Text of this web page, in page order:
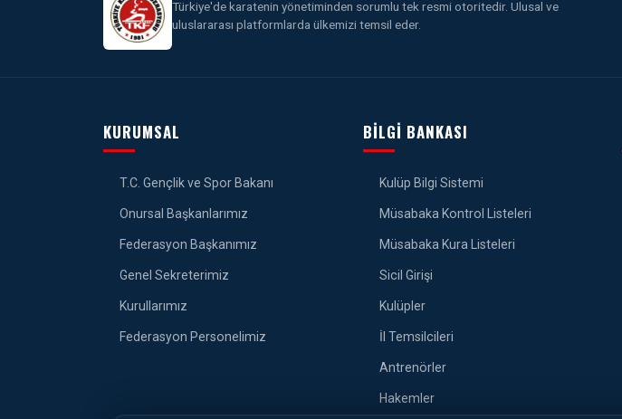
Türkiye'de karatenin yönetiminden sorumlu tek resmi otoritedir. Ulusal ve
uluslararası platformlarda ülkemizi temsil eder.
KURUMSAL
T.C. Gençlik ve Spor Bakanı
Onursal Başkanlarımız
Federasyon Başkanımız
Genel Sekreterimiz
Kurullarımız
Federasyon Personelimiz
BILGI BANKASI
Kulüp Bilgi Sistemi
Müsabaka Kontrol Listeleri
Müsabaka Kura Listeleri
Sicil Girişi
Kulüpler
İl Temsilcileri
Antrenörler
Hakemler